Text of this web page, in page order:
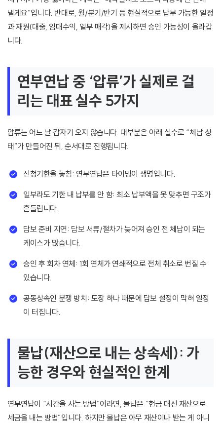
낼게요”입니다. 반대로, 월/분기/반기 등 현실적으로 납부 가능한 일정
과 재원(대출, 임대수익, 일부 매각)을 제시하면 승인 가능성이 올라갑
니다.
연부연납 중 ‘압류’가 실제로 걸
리는 대표 실수 5가지
압류는 어느 날 갑자기 오지 않습니다. 대부분은 아래 실수로 “체납 상
태”가 만들어진 뒤, 순서대로 진행됩니다.
신청기한을 놓침: 연부연납은 타이밍이 생명입니다.
일부라도 기한 내 납부를 안 함: 최소 납부액을 못 맞추면 구조가
흔들립니다.
담보 준비 지연: 담보 서류/절차가 늦어져 승인 전 체납이 되는
케이스가 많습니다.
승인 후 회차 연체: 1회 연체가 연쇄적으로 전체 취소로 번질 수
있습니다.
공동상속인 분쟁 방치: 도장 하나 때문에 담보 설정이 막혀 일정
이 터집니다.
물납(재산으로 내는 상속세): 가
능한 경우와 현실적인 한계
연부연납이 “시간을 사는 방법”이라면, 물납은 “현금 대신 재산으로
세금을 내는 방법”입니다. 하지만 물납은 아무 재산이나 받는 게 아니